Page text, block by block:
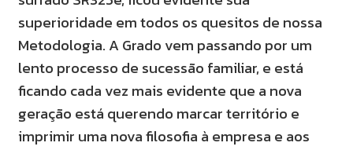
superioridade em todos os quesitos de nossa
Metodologia. A Grado vem passando por um
lento processo de sucessão familiar, e está
ficando cada vez mais evidente que a nova
geração está querendo marcar território e
imprimir uma nova filosofia à empresa e aos